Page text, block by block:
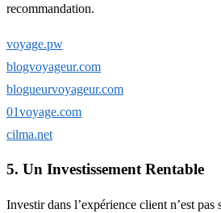
recommandation.
voyage.pw
blogvoyageur.com
blogueurvoyageur.com
01voyage.com
cilma.net
5. Un Investissement Rentable
Investir dans l’expérience client n’est pas